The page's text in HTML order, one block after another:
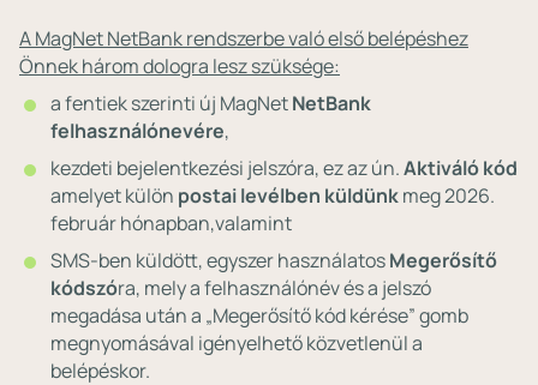
A MagNet NetBank rendszerbe való első belépéshez
Önnek három dologra lesz szüksége:
a fentiek szerinti új MagNetNetBank
felhasználónevére,
kezdeti bejelentkezési jelszóra, ez az ún.Aktiváló kód
amelyet külön postai levélben küldünkmeg 2026.
február hónapban,valamint
SMS-ben küldött, egyszer használatosMegerősítő
kódszóra, mely a felhasználónév és a jelszó
megadása után a „Megerősítő kód kérése” gomb
megnyomásával igényelhető közvetlenül a
belépéskor.